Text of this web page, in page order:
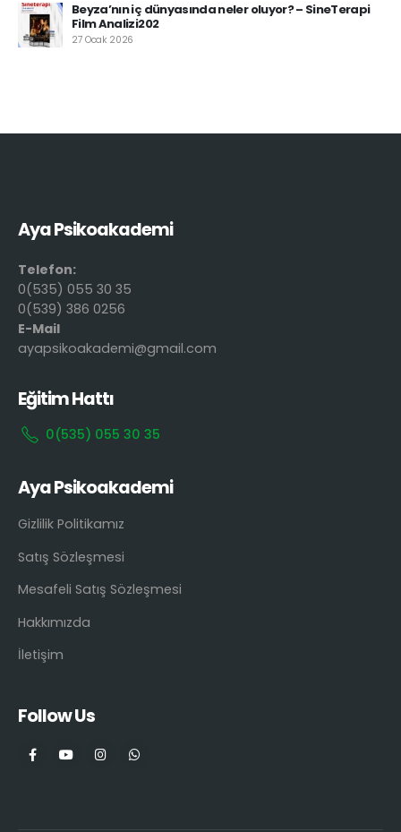
Beyza’nın iç dünyasında neler oluyor? – SineTerapi
Film Analizi202
27 Ocak 2026
Aya Psikoakademi
Telefon:
0(535) 055 30 35
0(539) 386 0256
E-Mail
ayapsikoakademi@gmail.com
Eğitim Hattı
0(535) 055 30 35
Aya Psikoakademi
Gizlilik Politikamız
Satış Sözleşmesi
Mesafeli Satış Sözleşmesi
Hakkımızda
İletişim
Follow Us